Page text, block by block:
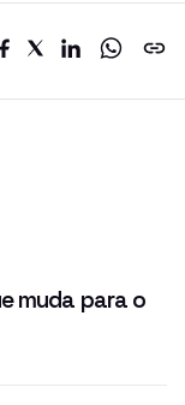
muda para o